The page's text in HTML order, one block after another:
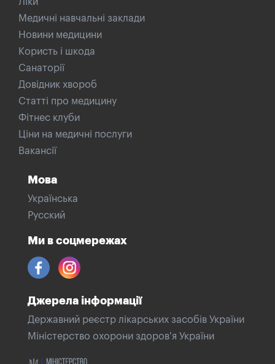
Медичні навчальні заклади
Новини медицини
Користь і шкода
Санаторії
Довідник хвороб
Статті про медицину
Фітнес клуби
Ціни на медичні послуги
Вакансії
Мова
Українська
Русский
Ми в соцмережах
Джерела інформації
Державний реєстр лікарських засобів України
Міністерство охорони здоров'я України